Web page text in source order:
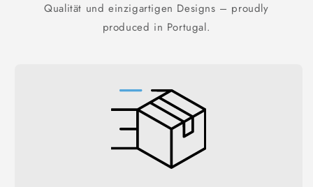
Qualität und einzigartigen Designs – proudly
produced in Portugal.